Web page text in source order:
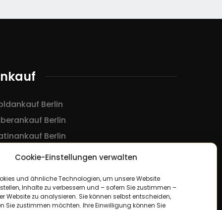
Cookie-Einstellungen verwalten
und ähnliche Technologien, um unsere Website
Inhalte zu verbessern und – sofern Sie zustimmen –
Website zu analysieren. Sie können selbst entscheiden,
Sie zustimmen möchten. Ihre Einwilligung können Sie
Berlin
Berlin
Berlin